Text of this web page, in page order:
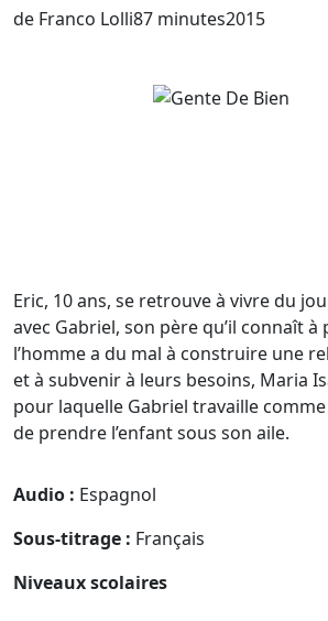
de Franco Lolli87 minutesAnnée de
2015
Eric, 10 ans, se retrouve à vivre du
avec Gabriel, son père qu’il connaît à
l’homme a du mal à construire une
et à subvenir à leurs besoins, Maria
pour laquelle Gabriel travaille
de prendre l’enfant sous son aile.
Audio : Espagnol
Sous-titrage : Français
Niveaux scolaires